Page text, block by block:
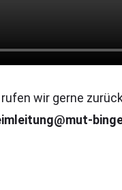
wir gerne